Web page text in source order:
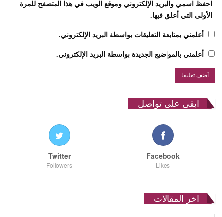
احفظ اسمي والبريد الإلكتروني وموقع الويب في هذا المتصفح للمرة
الأولى التي أعلق فيها.
أعلمني بمتابعة التعليقات بواسطة البريد الإلكتروني.
أعلمني بالمواضيع الجديدة بواسطة البريد الإلكتروني.
ابقى على تواصل
Facebook
Likes
Twitter
Followers
اخر المقالات